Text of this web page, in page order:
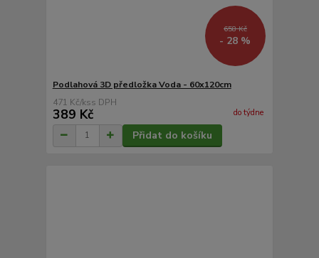
658 Kč
- 28 %
Podlahová 3D předložka Voda - 60x120cm
471 Kč/ks
389 Kč do týdne
Přidat do košíku